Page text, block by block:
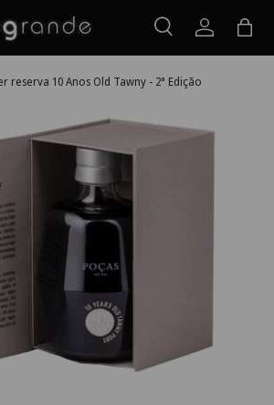
PesquisarIniciarSaco
reserva 10 Anos Old Tawny - 2ª Edição